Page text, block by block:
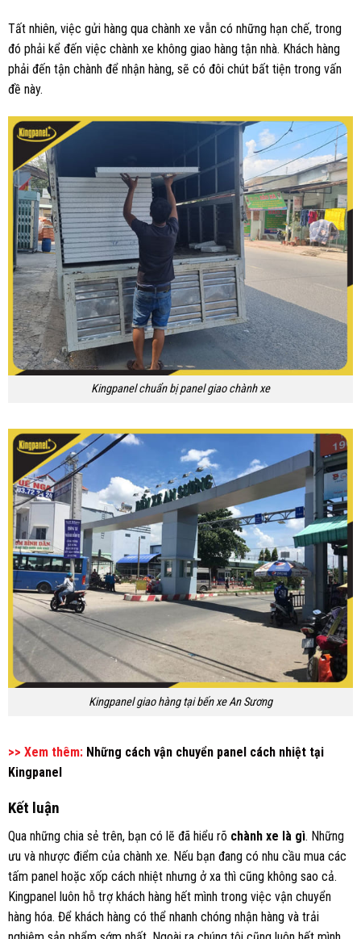
Tất nhiên, việc gửi hàng qua chành xe vẫn có những hạn chế, trong
đó phải kể đến việc chành xe không giao hàng tận nhà. Khách hàng
phải đến tận chành để nhận hàng, sẽ có đôi chút bất tiện trong vấn
đề này.
Kingpanel chuẩn bị panel giao chành xe
Kingpanel giao hàng tại bến xe An Sương
>> Xem thêm: Những cách vận chuyển panel cách nhiệt tại
Kingpanel
Kết luận
Qua những chia sẻ trên, bạn có lẽ đã hiểu rõ chành xe là gì. Những
ưu và nhược điểm của chành xe. Nếu bạn đang có nhu cầu mua các
tấm panel hoặc xốp cách nhiệt nhưng ở xa thì cũng không sao cả.
Kingpanel luôn hỗ trợ khách hàng hết mình trong việc vận chuyển
hàng hóa. Để khách hàng có thể nhanh chóng nhận hàng và trải